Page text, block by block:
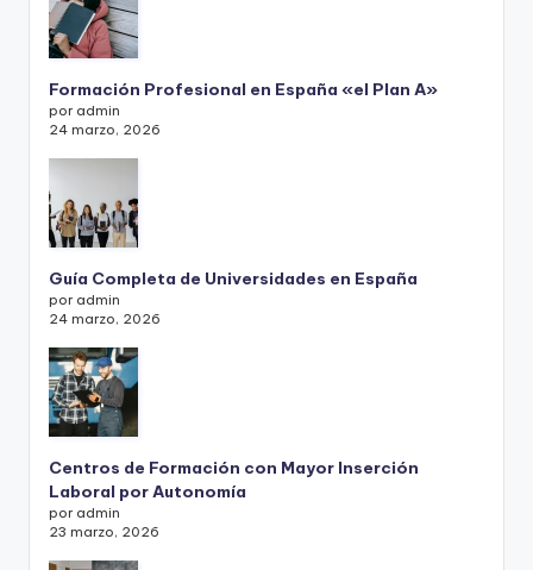
Formación Profesional en España «el Plan A»
por admin
24 marzo, 2026
Guía Completa de Universidades en España
por admin
24 marzo, 2026
Centros de Formación con Mayor Inserción
Laboral por Autonomía
por admin
23 marzo, 2026